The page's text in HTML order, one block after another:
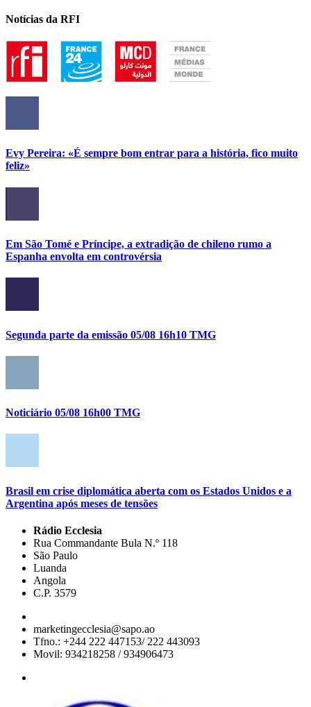
Notícias da RFI
Evy Pereira: «É sempre bom entrar para a história, fico muito
feliz»
Em São Tomé e Príncipe, a extradição de chileno rumo a
Espanha envolta em controvérsia
Segunda parte da emissão 05/08 16h10 TMG
Noticiário 05/08 16h00 TMG
Brasil em crise diplomática aberta com os Estados Unidos e a
Argentina após meses de tensões
Rádio Ecclesia
Rua Commandante Bula N.º 118
São Paulo
Luanda
Angola
C.P. 3579
marketingecclesia@sapo.ao
Tfno.: +244 222 447153/ 222 443093
Movil: 934218258 / 934906473